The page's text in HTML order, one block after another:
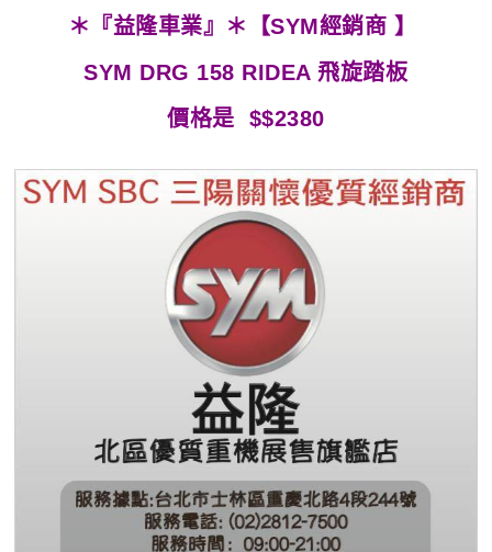
＊『益隆車業』＊【SYM經銷商 】
SYM DRG 158 RIDEA 飛旋踏板
價格是 $$2380